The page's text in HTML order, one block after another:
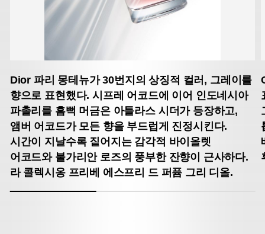
Dior 파리 몽테뉴가 30번지의 상징적 컬러, 그레이를
향으로 표현했다. 시프레 어코드에 이어 인도네시아
파촐리를 흠뻑 머금은아틀라스 시더가 등장하고,
앰버 어코드가 모든 향을 부드럽게 진정시킨다.
시간이 지날수록 짙어지는 감각적 바이올렛
어코드와불가리안 로즈의 풍부한 잔향이 근사하다.
라 콜렉시옹 프리베 에스프리 드 퍼퓸 그리 디올.